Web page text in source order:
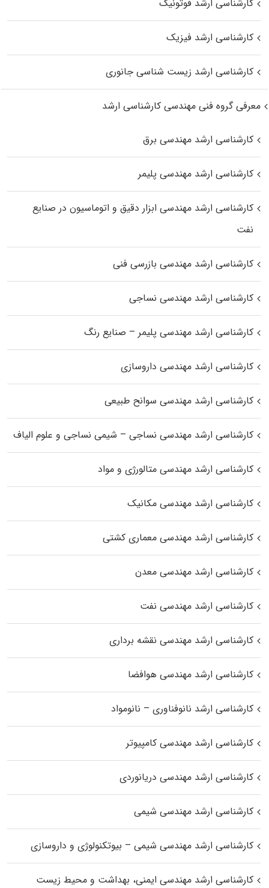
کارشناسی ارشد فوتونیک
کارشناسی ارشد فیزیک
کارشناسی ارشد زیست‌ شناسی جانوری
معرفی گروه فنی مهندسی کارشناسی ارشد
کارشناسی ارشد مهندسی برق
کارشناسی ارشد مهندسی پلیمر
کارشناسی ارشد مهندسی ابزار دقیق و اتوماسیون در صنایع
نفت
کارشناسی ارشد مهندسی بازرسی فنی
کارشناسی ارشد مهندسی نساجی
کارشناسی ارشد مهندسی پلیمر – صنایع رنگ
کارشناسی ارشد مهندسی داروسازی
کارشناسی ارشد مهندسی سوانح طبیعی
کارشناسی ارشد مهندسی نساجی – شیمی نساجی و علوم الیاف
کارشناسی ارشد مهندسی متالورژی و مواد
کارشناسی ارشد مهندسی مکانیک
کارشناسی ارشد مهندسی معماری کشتی
کارشناسی ارشد مهندسی معدن
کارشناسی ارشد مهندسی نفت
کارشناسی ارشد مهندسی نقشه برداری
کارشناسی ارشد مهندسی هوافضا
کارشناسی ارشد نانوفناوری – نانومواد
کارشناسی ارشد مهندسی کامپیوتر
کارشناسی ارشد مهندسی دریانوردی
کارشناسی ارشد مهندسی شیمی
کارشناسی ارشد مهندسی شیمی – بیوتکنولوژی و داروسازی
کارشناسی ارشد مهندسی ایمنی، بهداشت و محیط زیست